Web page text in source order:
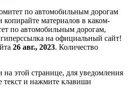
по автомобильным дорогам
материалов в каком-
по автомобильным дорогам,
на официальный сайт!
26 авг., 2023. Количество
этой странице, для уведомления
текст и нажмите клавиши